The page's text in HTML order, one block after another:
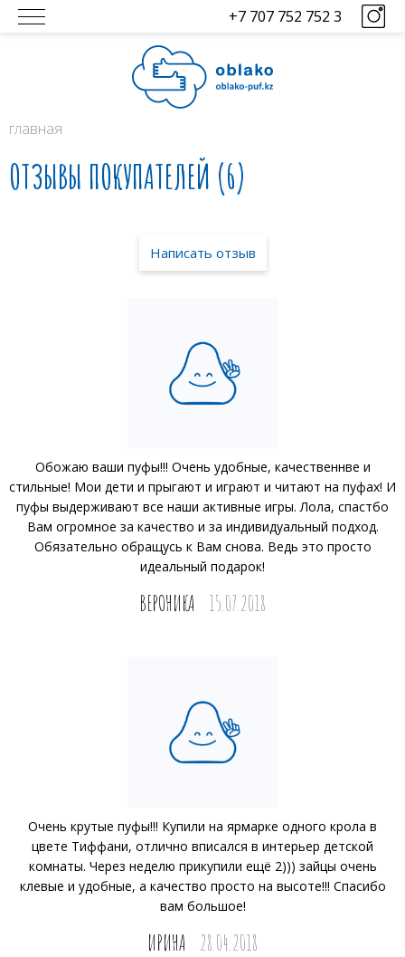
+7 707 752 752 3
главная
ОТЗЫВЫ ПОКУПАТЕЛЕЙ (6)
Написать отзыв
Обожаю ваши пуфы!!! Очень удобные, качественнве и
стильные! Мои дети и прыгают и играют и читают на пуфах! И
пуфы выдерживают все наши активные игры. Лола, спастбо
Вам огромное за качество и за индивидуальный подход.
Обязательно обращусь к Вам снова. Ведь это просто
идеальный подарок!
ВЕРОНИКА 15.07.2018
Очень крутые пуфы!!! Купили на ярмарке одного крола в
цвете Тиффани, отлично вписался в интерьер детской
комнаты. Через неделю прикупили ещё 2))) зайцы очень
клевые и удобные, а качество просто на высоте!!! Спасибо
вам большое!
ИРИНА 28.04.2018